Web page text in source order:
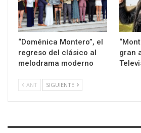
“Doménica Montero”, el
regreso del clásico al
melodrama moderno
gran
ANT SIGUIENTE